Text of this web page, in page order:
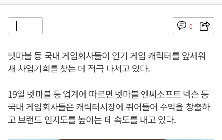
0
넷마블 등 국내 게임회사들이 인기 게임 캐릭터를 앞세워
새 사업기회를 찾는 데 적극 나서고 있다.
19일 넷마블 등 업계에 따르면 넷마블 엔씨소프트 넥슨 등
국내 게임회사들은 캐릭터시장에 뛰어들어 수익을 창출하
고 브랜드 인지도를 높이는 데 속도를 내고 있다.